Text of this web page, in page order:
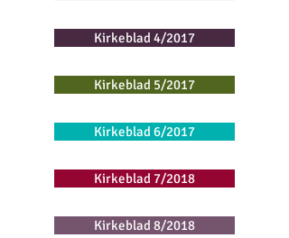
Kirkeblad 4/2017
Kirkeblad 5/2017
Kirkeblad 6/2017
Kirkeblad 7/2018
Kirkeblad 8/2018